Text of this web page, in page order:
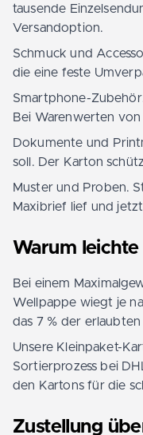
tausende
Versandoption.
Schmuck und
die eine feste
Smartphone-
Bei Warenwerten
Dokumente und
soll. Der Karton
Muster und Proben.
Maxibrief lief und
Warum
Bei einem
Wellpappe wiegt je
das 7 % der erlaubten
Unsere Kleinpaket-
Sortierprozess bei
den Kartons für die
Zustellung